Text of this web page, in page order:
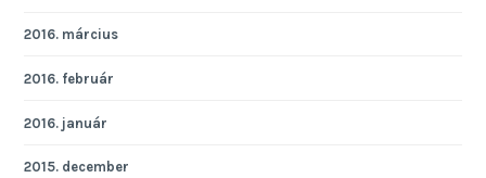
2016. március
2016. február
2016. január
2015. december